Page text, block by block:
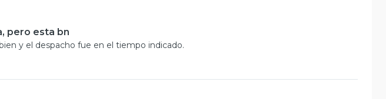
pero esta bn
y el despacho fue en el tiempo indicado.